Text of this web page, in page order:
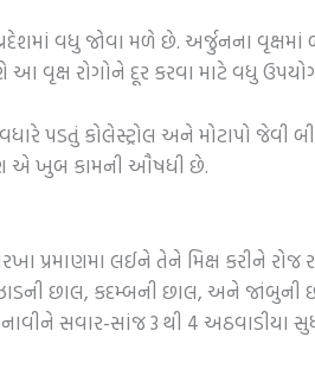
વધુ જોવા મળે છે. અર્જુનના વૃક્ષમાં
વૃક્ષ રોગોને દૂર કરવા માટે વધુ
વધારે પડતું કોલેસ્ટ્રોલ અને મોટાપો
પણ એ ખુબ કામની ઔષધી છે.
લઈને તેને મિક્ષ કરીને રોજ
છાલ, કદમ્બની છાલ, અને
સવાર-સાંજ 3 થી 4 અઠવાડીયા